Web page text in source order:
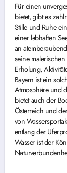
Für einen
bietet, gibt es
Stille und Ruhe
einer lebhaften
an
seine
Erholung,
Bayern ist ein
Atmosphäre und
bietet auch der
Österreich und
von
entlang der
Wasser ist der